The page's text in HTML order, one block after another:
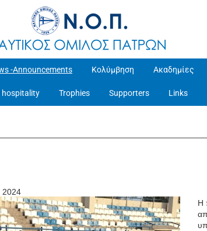
-Announcements Κολύμβηση Ακαδημίες
hospitality Trophies Supporters Links
2024
Η